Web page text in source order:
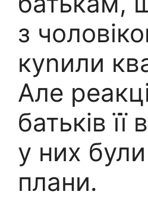
з
куnили
Але
батьків її
у них були
плани.